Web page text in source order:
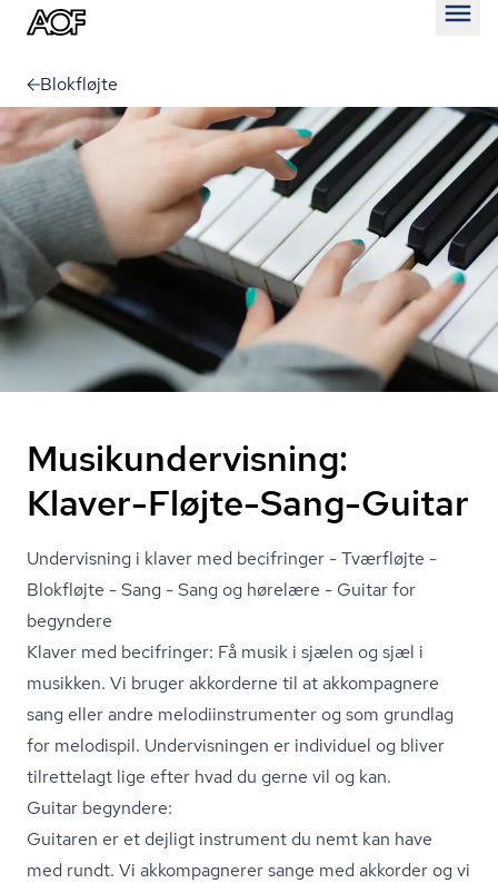
Blokfløjte
Musikundervisning:
Klaver-Fløjte-Sang-Guitar
Undervisning i klaver med becifringer - Tværfløjte -
Blokfløjte - Sang - Sang og hørelære - Guitar for
begyndere
Klaver med becifringer: Få musik i sjælen og sjæl i
musikken. Vi bruger akkorderne til at akkompagnere
sang eller andre me­lo­di­in­stru­men­ter og som grundlag
for melodispil. Undervisningen er individuel og bliver
tilrettelagt lige efter hvad du gerne vil og kan.
Guitar begyndere:
Guitaren er et dejligt instrument du nemt kan have
med rundt. Vi akkompagnerer sange med akkorder og vi